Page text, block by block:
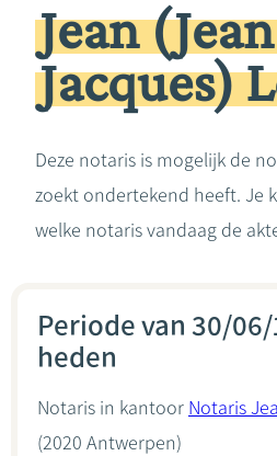
Erven & schenken
Ondernemen
Rekenmodules
Jean (Jean
Jacques)
Deze notaris is mogelijk de
zoekt ondertekend heeft. Je
welke notaris vandaag de
Periode van 30/
heden
Notaris in kantoor Notaris
(2020 Antwerpen)